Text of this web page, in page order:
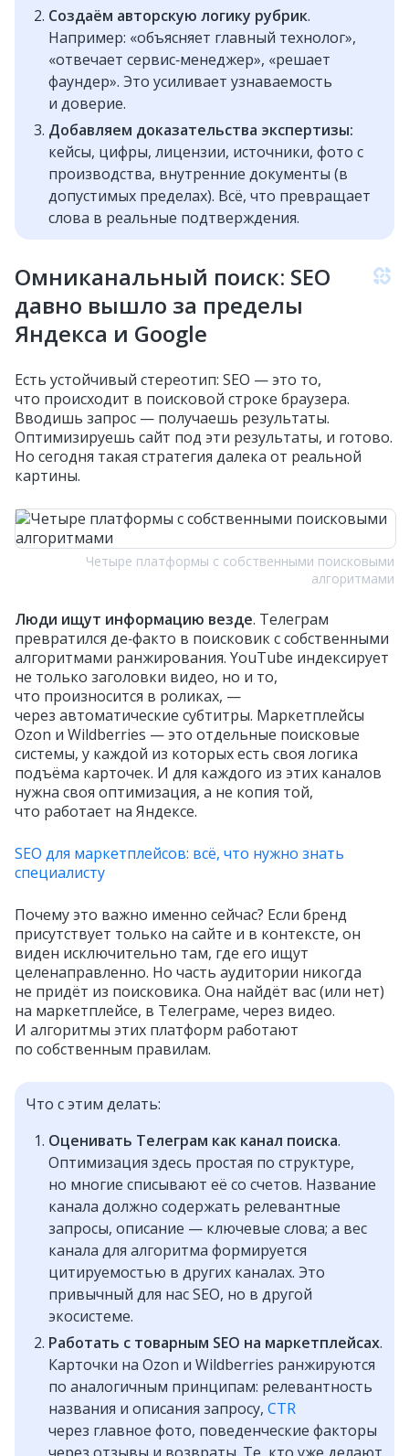
Создаём авторскую логику рубрик.
Например: «объясняет главный технолог»,
«отвечает сервис‑менеджер», «решает
фаундер». Это усиливает узнаваемость
и доверие.
Добавляем доказательства экспертизы:
кейсы, цифры, лицензии, источники, фото с
производства, внутренние документы (в
допустимых пределах). Всё, что превращает
слова в реальные подтверждения.
Омниканальный поиск: SEO
давно вышло за пределы
Яндекса и Google
Есть устойчивый стереотип: SEO — это то,
что происходит в поисковой строке браузера.
Вводишь запрос — получаешь результаты.
Оптимизируешь сайт под эти результаты, и готово.
Но сегодня такая стратегия далека от реальной
картины.
Четыре платформы с собственными поисковыми
алгоритмами
Люди ищут информацию везде. Телеграм
превратился де‑факто в поисковик с собственными
алгоритмами ранжирования. YouTube индексирует
не только заголовки видео, но и то,
что произносится в роликах, —
через автоматические субтитры. Maркетплейсы
Ozon и Wildberries — это отдельные поисковые
системы, у каждой из которых есть своя логика
подъёма карточек. И для каждого из этих каналов
нужна своя оптимизация, а не копия той,
что работает на Яндексе.
SEO для маркетплейсов: всё, что нужно знать
специалисту
Почему это важно именно сейчас? Если бренд
присутствует только на сайте и в контексте, он
виден исключительно там, где его ищут
целенаправленно. Но часть аудитории никогда
не придёт из поисковика. Она найдёт вас (или нет)
на маркетплейсе, в Телеграме, через видео.
И алгоритмы этих платформ работают
по собственным правилам.
Что с этим делать:
Оценивать Телеграм как канал поиска.
Оптимизация здесь простая по структуре,
но многие списывают её со счетов. Название
канала должно содержать релевантные
запросы, описание — ключевые слова; а вес
канала для алгоритма формируется
цитируемостью в других каналах. Это
привычный для нас SEO, но в другой
экосистеме.
Работать с товарным SEO на маркетплейсах.
Карточки на Ozon и Wildberries ранжируются
по аналогичным принципам: релевантность
названия и описания запросу, CTR
через главное фото, поведенческие факторы